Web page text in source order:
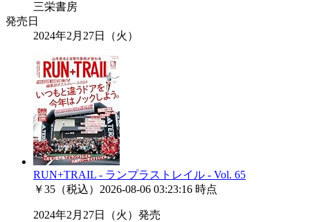
三栄書房
発売日
2024年2月27日（火）
RUN+TRAIL - ランプラストレイル - Vol. 65
￥35（税込） 2026-08-06 03:23:16 時点
2024年2月27日（火）発売